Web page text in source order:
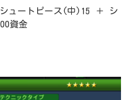
ュートピース(中)15 ＋ シ
資金